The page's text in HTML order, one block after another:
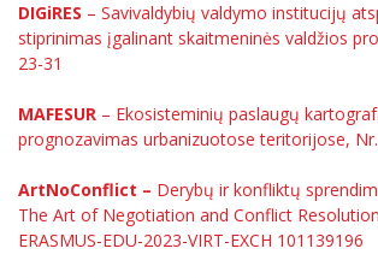
DIGiRES – Savivaldybių valdymo institucijų
stiprinimas įgalinant skaitmeninės valdžios
23-31
MAFESUR – Ekosisteminių paslaugų
prognozavimas urbanizuotose teritorijose,
ArtNoConflict – Derybų ir konfliktų
The Art of Negotiation and Conflict
ERASMUS-EDU-2023-VIRT-EXCH 101139196